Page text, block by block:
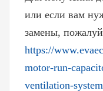
или если вам
замены,
https://
motor-run-
ventilation-